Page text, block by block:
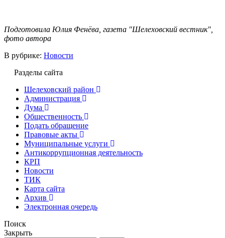
Подготовила Юлия Фенёва, газета "Шелеховский вестник",
фото автора
В рубрике: Новости
Разделы сайта
Шелеховский район
Администрация
Дума
Общественность
Подать обращение
Правовые акты
Муниципальные услуги
Антикоррупционная деятельность
КРП
Новости
ТИК
Карта сайта
Архив
Электронная очередь
Поиск
Закрыть